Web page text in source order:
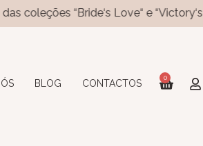
“Bride‘s Love“ e “Victory‘s Love“
BLOG CONTACTOS
0